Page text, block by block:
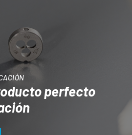
perfecto